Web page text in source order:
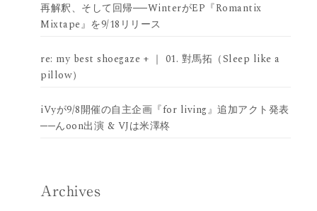
再解釈、そして回帰──WinterがEP『Romantix
Mixtape』を9/18リリース
re: my best shoegaze + ｜ 01. 對馬拓（Sleep like a
pillow）
iVyが9/8開催の自主企画『for living』追加アクト発表
──んoon出演 & VJは米澤柊
Archives